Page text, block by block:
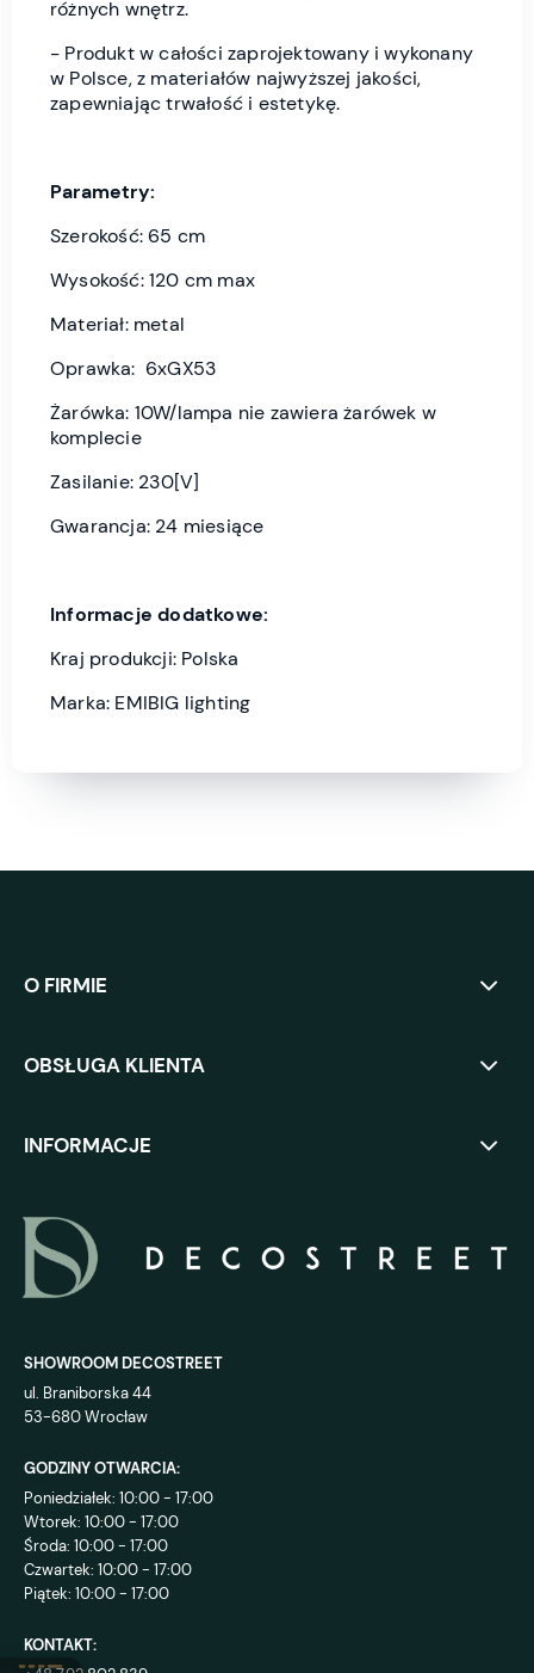
różnych wnętrz.
- Produkt w całości zaprojektowany i wykonany
w Polsce, z materiałów najwyższej jakości,
zapewniając trwałość i estetykę.
Parametry:
Szerokość: 65 cm
Wysokość: 120 cm max
Materiał: metal
Oprawka: 6xGX53
Żarówka: 10W/lampa nie zawiera żarówek w
komplecie
Zasilanie: 230[V]
Gwarancja: 24 miesiące
Informacje dodatkowe:
Kraj produkcji: Polska
Marka: EMIBIG lighting
O FIRMIE
OBSŁUGA KLIENTA
INFORMACJE
SHOWROOM DECOSTREET
ul. Braniborska 44
53-680 Wrocław
GODZINY OTWARCIA:
Poniedziałek: 10:00 - 17:00
Wtorek: 10:00 - 17:00
Środa: 10:00 - 17:00
Czwartek: 10:00 - 17:00
Piątek: 10:00 - 17:00
KONTAKT: